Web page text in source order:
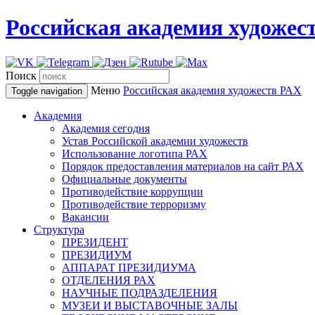
Российская академия
Поиск
Toggle navigation Меню Российская академия художеств РАХ
Академия
Академия сегодня
Устав Российской академии художеств
Использование логотипа РАХ
Порядок предоставления материалов на сайт РАХ
Официальные документы
Противодействие коррупции
Противодействие терроризму
Вакансии
Структура
ПРЕЗИДЕНТ
ПРЕЗИДИУМ
АППАРАТ ПРЕЗИДИУМА
ОТДЕЛЕНИЯ РАХ
НАУЧНЫЕ ПОДРАЗДЕЛЕНИЯ
МУЗЕИ И ВЫСТАВОЧНЫЕ ЗАЛЫ